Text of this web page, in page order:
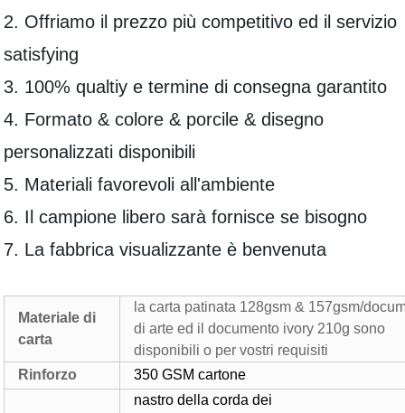
2. Offriamo il prezzo più competitivo ed il servizio
satisfying
3. 100% qualtiy e termine di consegna garantito
4. Formato & colore & porcile & disegno
personalizzati disponibili
5. Materiali favorevoli all'ambiente
6. Il campione libero sarà fornisce se bisogno
7. La fabbrica visualizzante è benvenuta
Materiale di
carta
la carta patinata 128gsm & 157gsm/
di arte ed il documento ivory 210g sono
disponibili o per vostri requisiti
Rinforzo
350 GSM cartone
nastro della corda dei